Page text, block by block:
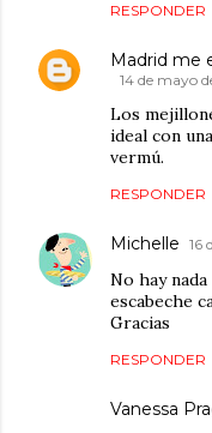
RESPONDER
Madrid me
14 de mayo
Los
ideal con
vermú.
RESPONDER
Michelle 16
No hay
escabeche
Gracias
RESPONDER
Vanessa